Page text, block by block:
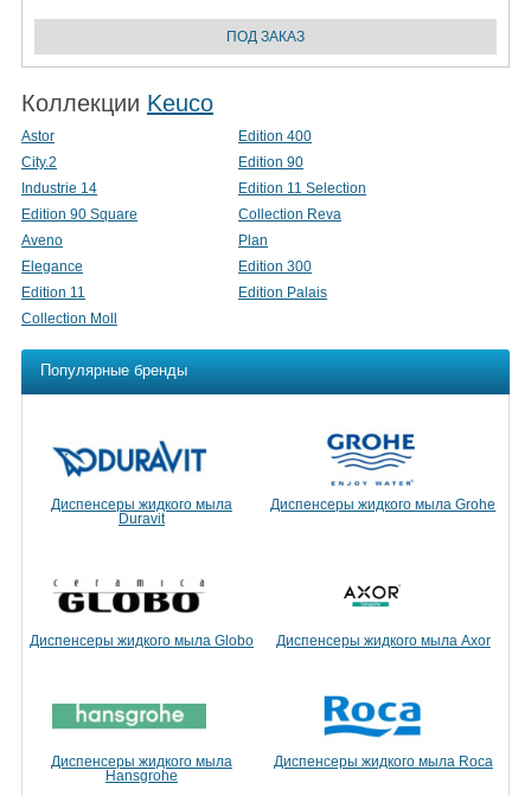
Коллекции Keuco
Astor
Edition 400
City.2
Edition 90
Industrie 14
Edition 11 Selection
Edition 90 Square
Collection Reva
Aveno
Plan
Elegance
Edition 300
Edition 11
Edition Palais
Collection Moll
Популярные бренды
Диспенсеры жидкого мыла
Duravit
Диспенсеры жидкого мыла Grohe
Диспенсеры жидкого мыла Globo Диспенсеры жидкого мыла Axor
Диспенсеры жидкого мыла
Hansgrohe
Диспенсеры жидкого мыла Roca